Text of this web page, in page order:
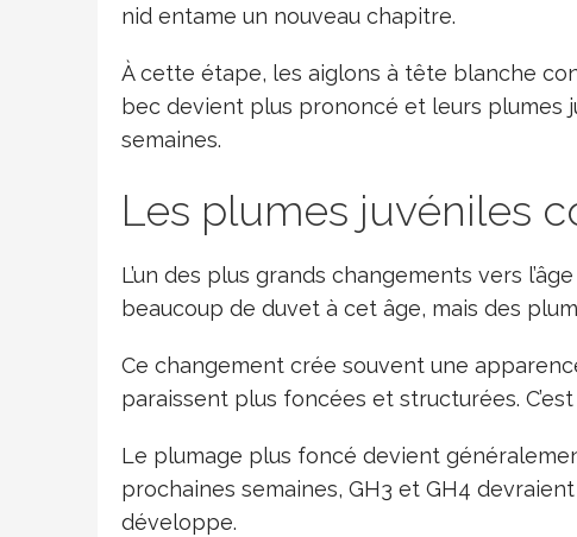
nid entame un nouveau chapitre.
À cette étape, les aiglons à tête blanche
bec devient plus prononcé et leurs plumes
semaines.
Les plumes juvéniles
L’un des plus grands changements vers
beaucoup de duvet à cet âge, mais des
Ce changement crée souvent une
paraissent plus foncées et structurées.
Le plumage plus foncé devient
prochaines semaines, GH3 et GH4
développe.